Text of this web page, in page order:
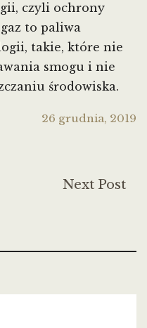
czyli ochrony
to paliwa
takie, które nie
smogu i nie
środowiska.
26 grudnia, 2019
Next Post